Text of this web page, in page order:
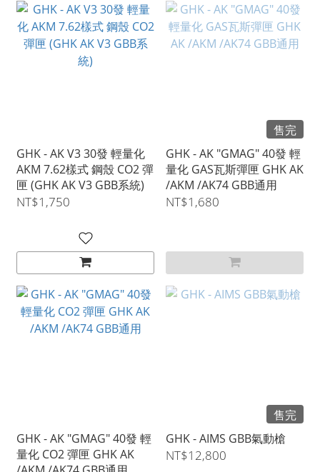
GHK - AK V3 30發 輕量化
AKM 7.62樣式 鋼殼 CO2 彈
匣 (GHK AK V3 GBB系統)
NT$1,750
售完
GHK - AK "GMAG" 40發 輕
量化 GAS瓦斯彈匣 GHK AK
/AKM /AK74 GBB通用
NT$1,680
GHK - AK "GMAG" 40發 輕
量化 CO2 彈匣 GHK AK
售完
GHK - AIMS GBB氣動槍
NT$12,800